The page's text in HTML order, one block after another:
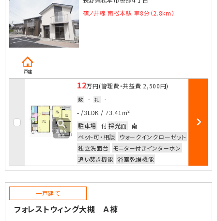
篠ノ井線 南松本駅 車8分（2.8km）
戸建
12万円(管理費・共益費 2,500円)
敷 - 礼 -
- /3LDK / 73.41m²
駐車場
付採光面
南
ペット可・相談
ウォークインクローゼット
独立洗面台
モニター付きインターホン
追い焚き機能 浴室乾燥機能
部屋詳細
一戸建て
フォレストウィング大槻 Ａ棟